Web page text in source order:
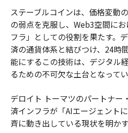
ステーブルコインは、価格変動
の弱点を克服し、Web3空間に
フラ」としての役割を果たす。
済の通貨体系と結びつけ、24時
能にするこの技術は、デジタル
るための不可欠な土台となってい
デロイト トーマツのパートナー
済インフラが「AIエージェント
斉に動き出している現状を明かす